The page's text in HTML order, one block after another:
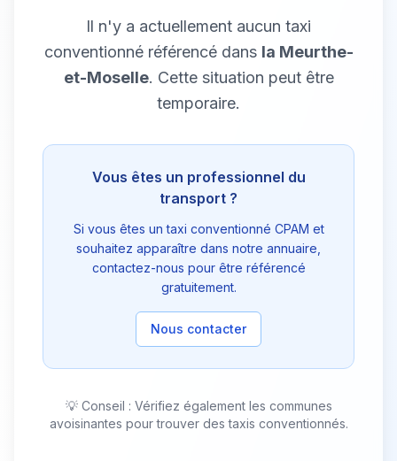
Il n'y a actuellement aucun taxi
conventionné référencé dans la Meurthe-
et-Moselle. Cette situation peut être
temporaire.
Vous êtes un professionnel du
transport ?
Si vous êtes un taxi conventionné CPAM et
souhaitez apparaître dans notre annuaire,
contactez-nous pour être référencé
gratuitement.
Nous contacter
💡 Conseil : Vérifiez également les communes
avoisinantes pour trouver des taxis conventionnés.